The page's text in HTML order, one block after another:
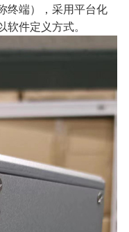
终端），采用平台化
件定义方式。